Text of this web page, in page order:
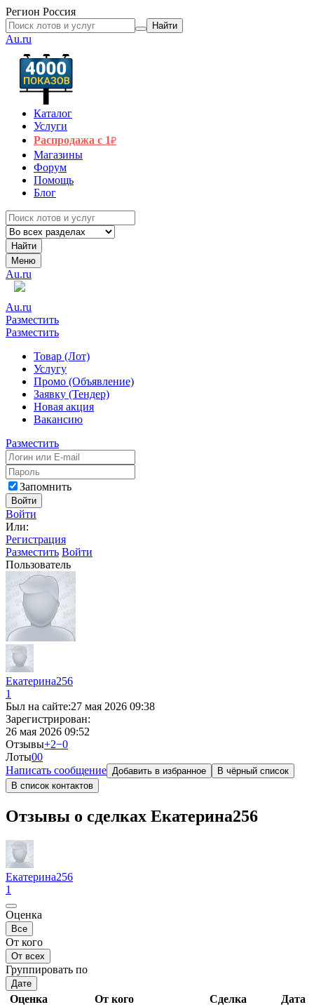
Регион Россия
Найти
Au.ru
Каталог
Услуги
Распродажа с 1₽
Магазины
Форум
Помощь
Блог
Найти
Меню
Au.ru
Au.ru
Разместить
Разместить
Товар (Лот)
Услугу
Промо (Объявление)
Заявку (Тендер)
Новая акция
Вакансию
Разместить
Запомнить
Войти
Войти
Или:
Регистрация
Разместить Войти
Пользователь
Екатерина256
1
Был на сайте:27 мая 2026 09:38
Зарегистрирован:
26 мая 2026 09:52
Отзывы+2−0
Лоты00
Написать сообщение Добавить в избранное
В чёрный список
В список контактов
Отзывы о сделках Екатерина256
Екатерина256
1
Оценка
Все
От кого
От всех
Группировать по
Дате
Оценка От кого Сделка Дата